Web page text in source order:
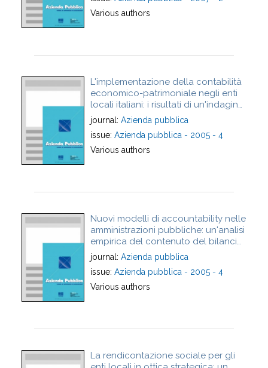
Various authors
L'implementazione della contabilità
economico-patrimoniale negli enti
locali italiani: i risultati di un'indagine
empirica
journal: Azienda pubblica
issue: Azienda pubblica - 2005 - 4
Various authors
Nuovi modelli di accountability nelle
amministrazioni pubbliche: un'analisi
empirica del contenuto del bilancio
sociale degli enti locali
journal: Azienda pubblica
issue: Azienda pubblica - 2005 - 4
Various authors
La rendicontazione sociale per gli